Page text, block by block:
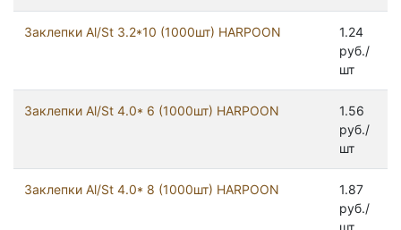
Заклепки Al/St 3.2*10 (1000шт) HARPOON
1.24
руб./
шт
Заклепки Al/St 4.0* 6 (1000шт) HARPOON
1.56
руб./
шт
Заклепки Al/St 4.0* 8 (1000шт) HARPOON
1.87
руб./